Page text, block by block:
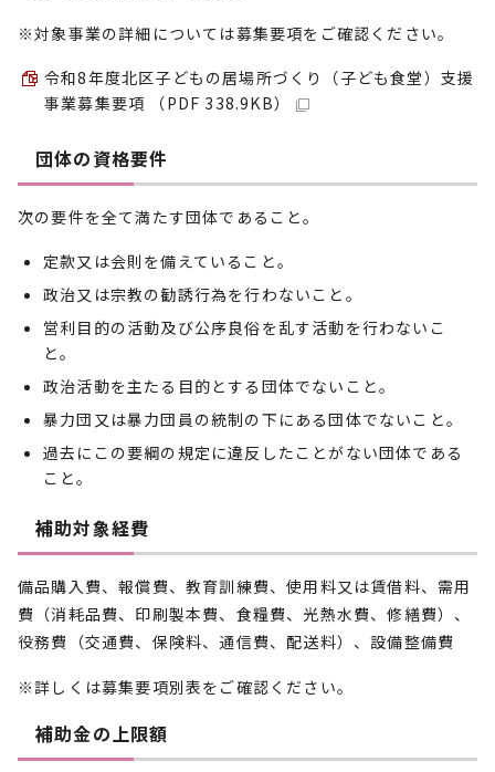
※対象事業の詳細については募集要項をご確認ください。
令和8年度北区子どもの居場所づくり（子ども食堂）支援
事業募集要項 （PDF 338.9KB）
団体の資格要件
次の要件を全て満たす団体であること。
定款又は会則を備えていること。
政治又は宗教の勧誘行為を行わないこと。
営利目的の活動及び公序良俗を乱す活動を行わないこ
と。
政治活動を主たる目的とする団体でないこと。
暴力団又は暴力団員の統制の下にある団体でないこと。
過去にこの要綱の規定に違反したことがない団体である
こと。
補助対象経費
備品購入費、報償費、教育訓練費、使用料又は賃借料、需用
費（消耗品費、印刷製本費、食糧費、光熱水費、修繕費）、
役務費（交通費、保険料、通信費、配送料）、設備整備費
※詳しくは募集要項別表をご確認ください。
補助金の上限額